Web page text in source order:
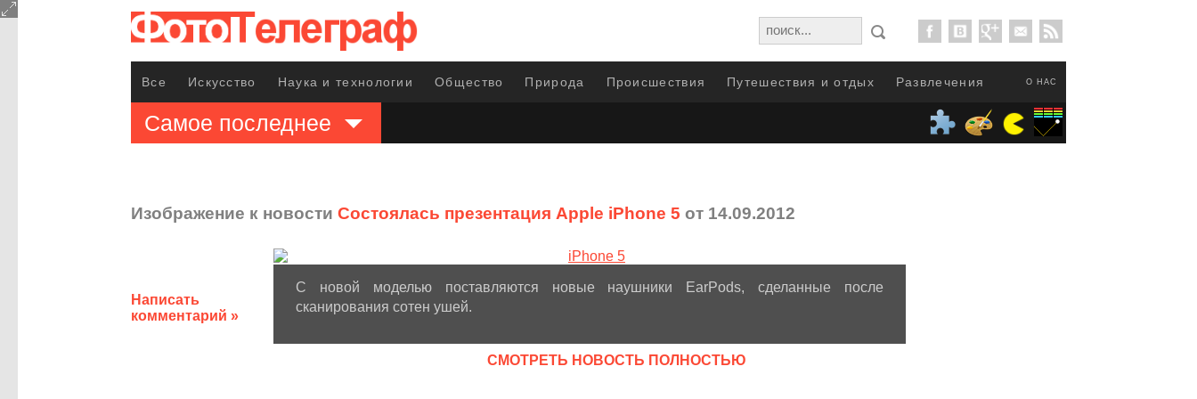
О НАС
Все Искусство Наука и технологии Общество Природа Происшествия Путешествия и отдых Развлечения
Самое последнее
Изображение к новости Состоялась презентация Apple iPhone 5 от 14.09.2012
Написать
комментарий »
С новой моделью поставляются новые наушники EarPods, сделанные после
сканирования сотен ушей.
CМОТРЕТЬ НОВОСТЬ ПОЛНОСТЬЮ